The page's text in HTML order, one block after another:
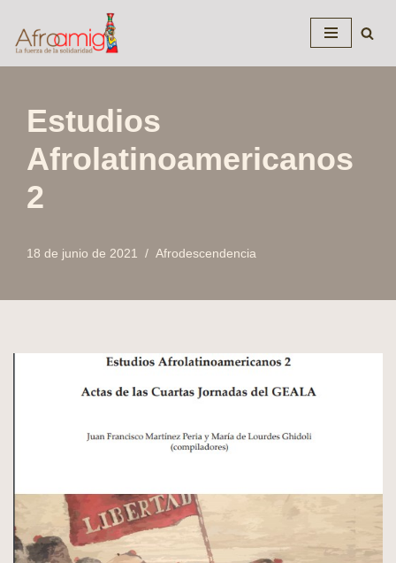
Saltar
al
Estudios
Afrolatinoamericanos
2
18 de junio de 2021 Afrodescendencia